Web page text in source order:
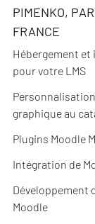
PIMENKO,
FRANCE
Hébergement
pour votre LMS
graphique au
Plugins Moodle
Intégration de
Développement
Moodle